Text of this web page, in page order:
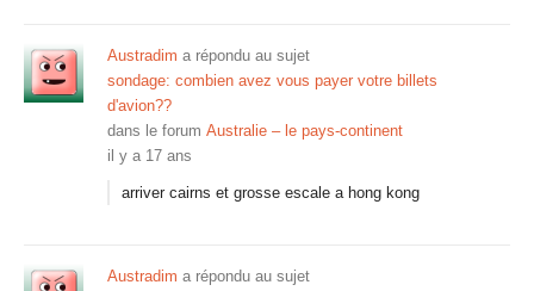
Austradim a répondu au sujet
sondage: combien avez vous payer votre billets
d'avion??
dans le forum Australie – le pays-continent
il y a 17 ans
arriver cairns et grosse escale a hong kong
Austradim a répondu au sujet